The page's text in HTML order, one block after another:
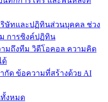
ษัทและปฏิทินส่วนบุคคล ช่วง
ม การซิงค์ปฏิทิน
มถึงทีม วิดีโอคอล ความคิด
ด้
กัด ข้อความที่สร้างด้วย AI
งหมด